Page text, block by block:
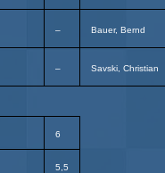
– Bauer, Bernd
– Savski, Christian
6
5,5